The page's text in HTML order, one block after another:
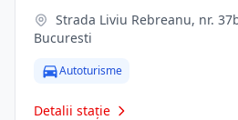
Bucuresti
Autoturisme
Detalii stație